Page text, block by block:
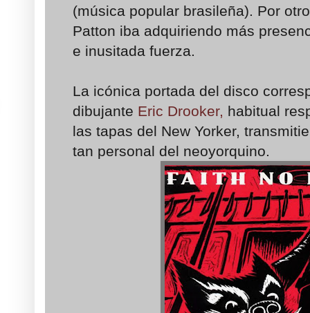
(música popular brasileña). Por
Patton iba adquiriendo más
e inusitada fuerza.
La icónica portada del disco
dibujante Eric Drooker, habitual
las tapas del New Yorker,
tan personal del neoyorquino.